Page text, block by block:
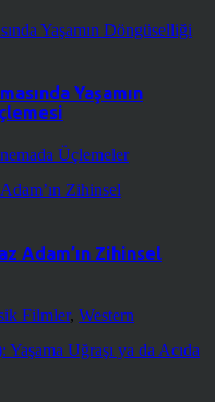
Yaşamın
Üçlemeler
Adam’ın Zihinsel
Filmler, Western